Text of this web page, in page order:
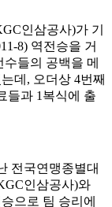
인삼공사)가 기
8) 역전승을 거
들의 공백을 메
데 , 오더상 4번째
들과 1복식에 출
전국연맹종별대
인삼공사)와
으로 팀 승리에